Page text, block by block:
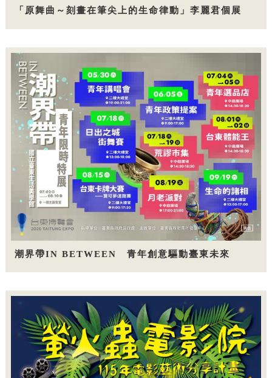
「原舞曲～刻畫在筆尖上的生命律動」李麗君個展
潮界帶IN BETWEEN 青年創意驅動臺東未來